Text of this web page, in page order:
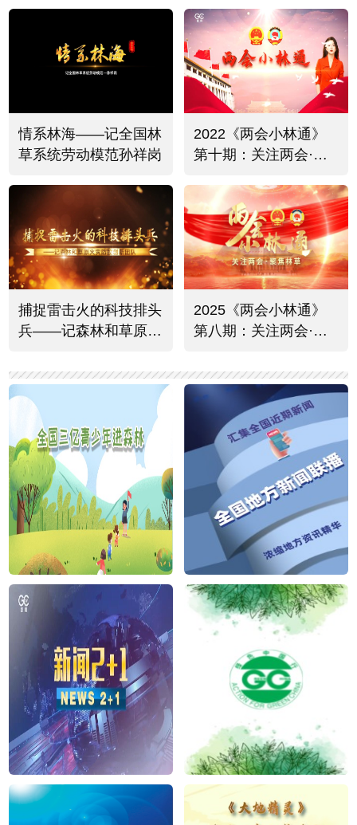
情系林海——记全国林
草系统劳动模范孙祥岗
2022《两会小林通》
第十期：关注两会·聚
捕捉雷击火的科技排头
兵——记森林和草原火
2025《两会小林通》
第八期：关注两会·聚